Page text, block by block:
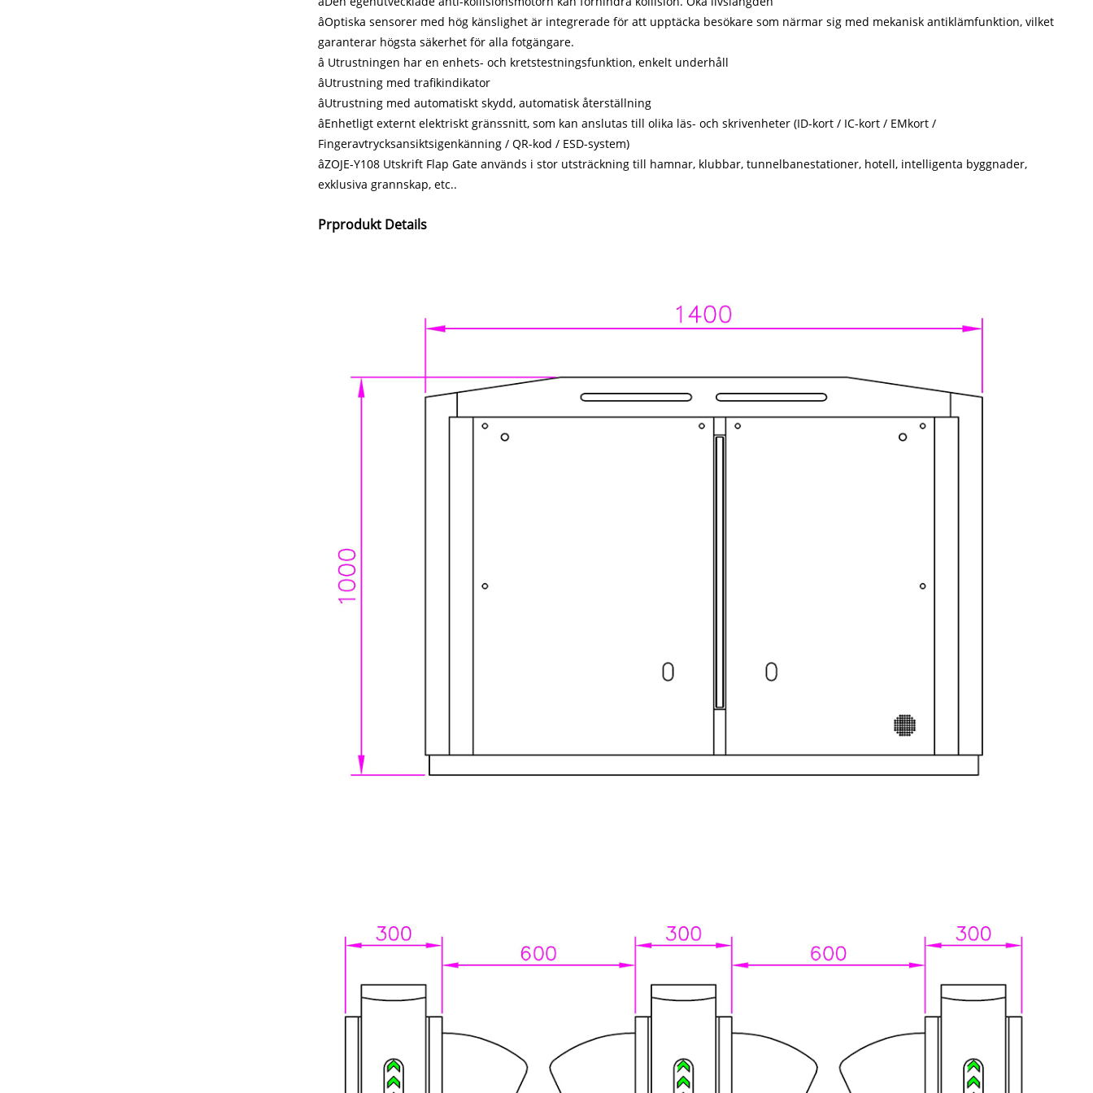
âOptiska sensorer med hög känslighet är integrerade för att upptäcka besökare som närmar sig med mekanisk antiklämfunktion, vilket
garanterar högsta säkerhet för alla fotgängare.
â Utrustningen har en enhets- och kretstestningsfunktion, enkelt underhåll
âUtrustning med trafikindikator
âUtrustning med automatiskt skydd, automatisk återställning
âEnhetligt externt elektriskt gränssnitt, som kan anslutas till olika läs- och skrivenheter (ID-kort / IC-kort / EMkort /
Fingeravtrycksansiktsigenkänning / QR-kod / ESD-system)
âZOJE-Y108 Utskrift Flap Gate används i stor utsträckning till hamnar, klubbar, tunnelbanestationer, hotell, intelligenta byggnader,
exklusiva grannskap, etc..
Prprodukt Details